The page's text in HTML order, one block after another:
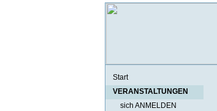
Start
VERANSTALTUNGEN
sich ANMELDEN